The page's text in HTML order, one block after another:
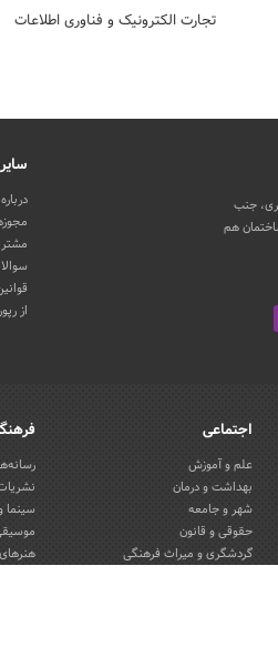
تجارت الکترونیک و فناوری اطلاعات
جنب
هم
از
اجتماعی
علم و آموزش
بهداشت و درمان
شهر و جامعه
حقوقی و قانون
گردشگری و میراث فرهنگی
سینما